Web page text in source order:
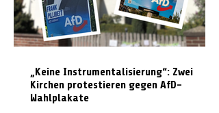
„Keine Instrumentalisierung“: Zwei
Kirchen protestieren gegen AfD-
Wahlplakate